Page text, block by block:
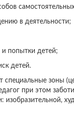
в деятельности;
попытки детей;
детей.
специальные зоны
при этом
изобразительной,